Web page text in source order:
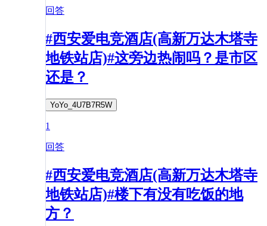
回答
#西安爱电竞酒店(高新万达木塔寺
地铁站店)#这旁边热闹吗？是市区
还是？
YoYo_4U7B7R5W
1
回答
#西安爱电竞酒店(高新万达木塔寺
地铁站店)#楼下有没有吃饭的地
方？